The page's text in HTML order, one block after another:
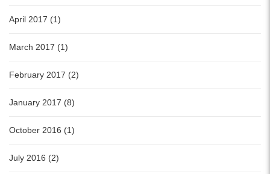
April 2017 (1)
March 2017 (1)
February 2017 (2)
January 2017 (8)
October 2016 (1)
July 2016 (2)